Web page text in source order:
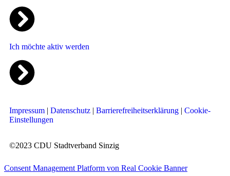
Ich möchte aktiv werden
Impressum | Datenschutz | Barrierefreiheitserklärung | Cookie-
Einstellungen
©2023 CDU Stadtverband Sinzig
Consent Management Platform von Real Cookie Banner